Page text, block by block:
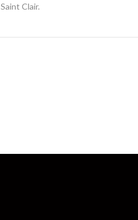
Saint Clair.